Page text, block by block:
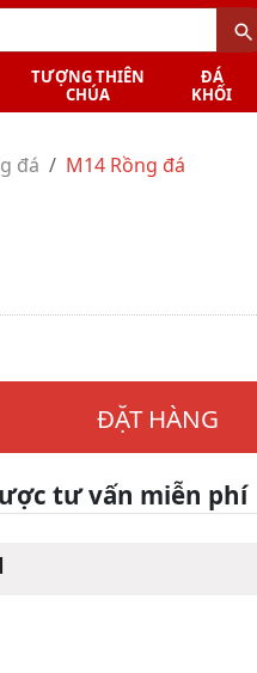
TƯỢNG THIÊN
CHÚA
ĐÁ
KHỐI
đá M14 Rồng đá
ĐẶT HÀNG
tư vấn miễn phí